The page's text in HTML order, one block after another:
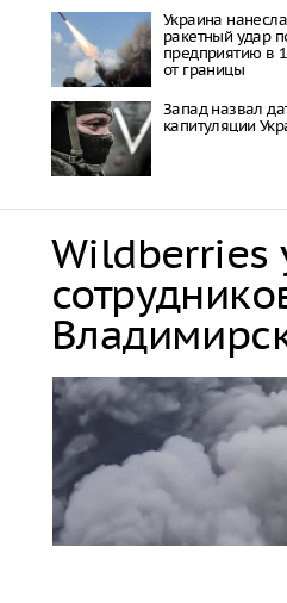
Украина нанесла
ракетный удар
предприятию в
от границы
Запад назвал
капитуляции
Wildberries